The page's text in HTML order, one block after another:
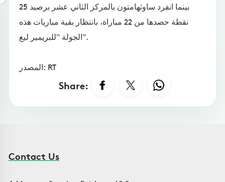
بينما انفرد ساوثهامتون بالمركز الثاني عشر برصيد 25
نقطة حصدها من 22 مباراة، بانتظار بقية مباريات هذه
الجولة "للبريمير ليغ".
المصدر: RT
Share:
Contact Us